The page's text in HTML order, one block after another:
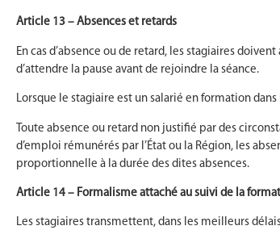
Article 13 – Absences et retards
En cas d’absence ou de retard, les stagiaires
d’attendre la pause avant de rejoindre la séance.
Lorsque le stagiaire est un salarié en formation
Toute absence ou retard non justifié par des
d’emploi rémunérés par l’État ou la Région, les
proportionnelle à la durée des dites absences.
Article 14 – Formalisme attaché au suivi de la
Les stagiaires transmettent, dans les meilleurs